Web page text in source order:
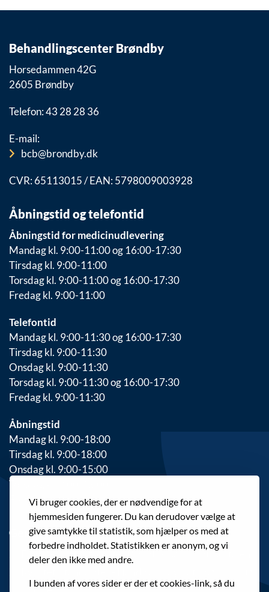
Vi bruger cookies, der er nødvendige for at
hjemmesiden fungerer. Du kan derudover vælge at
give samtykke til statistik, som hjælper os med at
forbedre indholdet. Statistikken er anonym, og vi
deler den ikke med andre.
I bunden af vores sider er der et cookies-link, så du
Behandlingscenter Brøndby
Horsedammen 42G
2605 Brøndby
Telefon: 43 28 28 36
E-mail:
bcb@brondby.dk
CVR: 65113015 / EAN: 5798009003928
Åbningstid og telefontid
Åbningstid for medicinudlevering
Mandag kl. 9:00-11:00 og 16:00-17:30
Tirsdag kl. 9:00-11:00
Torsdag kl. 9:00-11:00 og 16:00-17:30
Fredag kl. 9:00-11:00
Telefontid
Mandag kl. 9:00-11:30 og 16:00-17:30
Tirsdag kl. 9:00-11:30
Onsdag kl. 9:00-11:30
Torsdag kl. 9:00-11:30 og 16:00-17:30
Fredag kl. 9:00-11:30
Åbningstid
Mandag kl. 9:00-18:00
Tirsdag kl. 9:00-18:00
Onsdag kl. 9:00-15:00
Torsdag kl. 9:00-18:00
Fredag kl. 9:00-13:30
Genveje
Find Behandlingscenter Brøndby på Tilbudsportalen